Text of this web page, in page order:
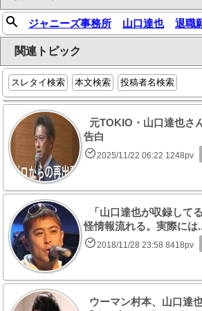
ジャニーズ事務所 山口達也 退職
関連トピック
スレタイ検索 本文検索 投稿者名検索
元TOKIO・山口達也さ
告白
2025/11/22 06:22 1248pv
「山口達也が収録して
怪情報流れる。実際には
2018/11/28 23:58 8418pv
ウーマン村本、山口達